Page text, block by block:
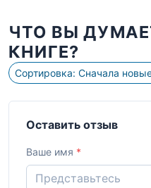
ЧТО ВЫ
КНИГЕ?
Сортировка: Сначала
Оставить отзыв
Ваше имя *